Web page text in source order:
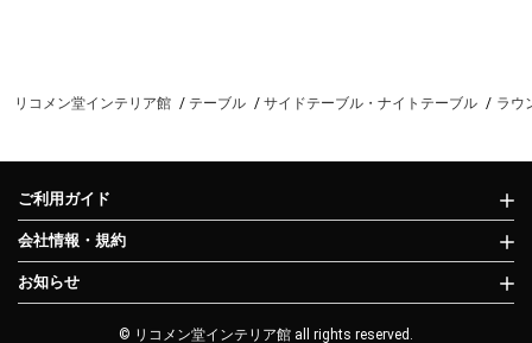
リコメン堂インテリア館 テーブル サイドテーブル・ナイトテーブル ラウ
ご利用ガイド
会社情報・規約
お知らせ
© リコメン堂インテリア館 all rights reserved.